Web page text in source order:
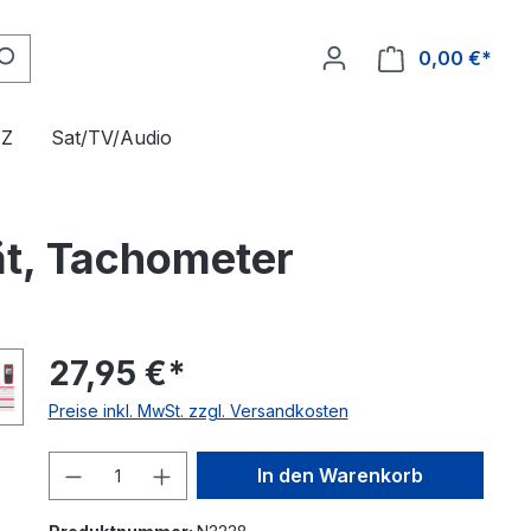
0,00 €*
Sat/TV/Audio
Tachometer
27,95 €*
Preise inkl. MwSt. zzgl. Versandkosten
Produkt Anzahl: Gib den
In den Warenkorb